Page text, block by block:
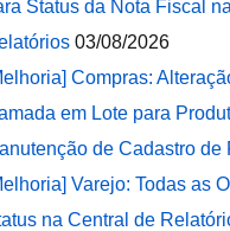
Status da Nota Fiscal
03/08/2026
Compras:
em Lote para
de Cadastro de
Varejo: Todas as
na Central de